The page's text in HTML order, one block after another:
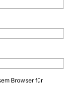
Browser für